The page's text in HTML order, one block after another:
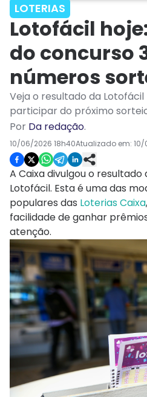
LOTERIAS
Lotofácil
do concurso
números
Veja o resultado da
participar do próximo
Por Da redação.
10/06/2026 18h40Atualizado em: 10/
A Caixa divulgou o
Lotofácil. Esta é uma das
populares das Loterias Caixa
facilidade de ganhar
atenção.